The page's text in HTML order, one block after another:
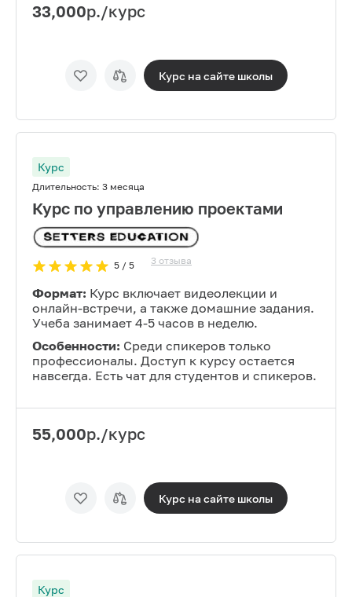
33,000р./курс
Курс на сайте школы
Курс
Длительность: 3 месяца
Курс по управлению проектами
5/ 5 3 отзыва
Формат: Курс включает видеолекции и
онлайн-встречи, а также домашние задания.
Учеба занимает 4-5 часов в неделю.
Особенности: Среди спикеров только
профессионалы. Доступ к курсу остается
навсегда. Есть чат для студентов и спикеров.
55,000р./курс
Курс на сайте школы
Курс